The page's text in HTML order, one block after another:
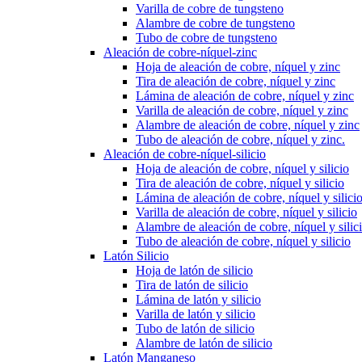
Varilla de cobre de tungsteno
Alambre de cobre de tungsteno
Tubo de cobre de tungsteno
Aleación de cobre-níquel-zinc
Hoja de aleación de cobre, níquel y zinc
Tira de aleación de cobre, níquel y zinc
Lámina de aleación de cobre, níquel y zinc
Varilla de aleación de cobre, níquel y zinc
Alambre de aleación de cobre, níquel y zinc
Tubo de aleación de cobre, níquel y zinc.
Aleación de cobre-níquel-silicio
Hoja de aleación de cobre, níquel y silicio
Tira de aleación de cobre, níquel y silicio
Lámina de aleación de cobre, níquel y silicio
Varilla de aleación de cobre, níquel y silicio
Alambre de aleación de cobre, níquel y
Tubo de aleación de cobre, níquel y silicio
Latón Silicio
Hoja de latón de silicio
Tira de latón de silicio
Lámina de latón y silicio
Varilla de latón y silicio
Tubo de latón de silicio
Alambre de latón de silicio
Latón Manganeso